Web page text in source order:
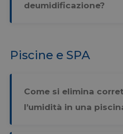
deumidificazione?
Piscine e SPA
Come si elimina
l’umidità in una